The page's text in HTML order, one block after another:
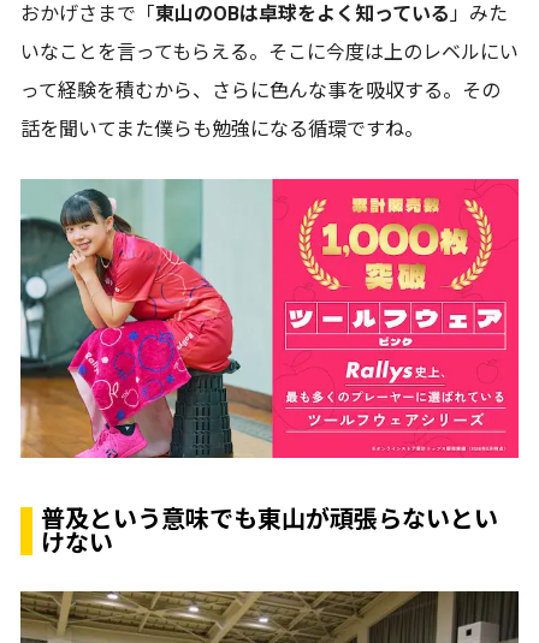
おかげさまで「東山のOBは卓球をよく知っている 」みた
いなことを言ってもらえる。そこに今度は上のレベルにい
って経験を積むから、さらに色んな事を吸収する。その
話を聞いてまた僕らも勉強になる循環ですね。
普及という意味でも東山が頑張らないとい
けない